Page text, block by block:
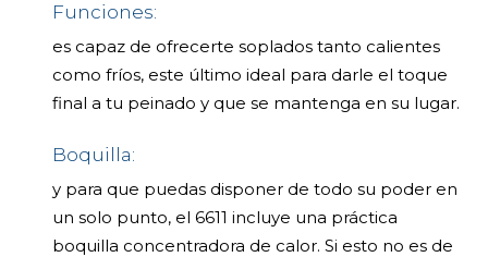
Funciones:
es capaz de ofrecerte soplados tanto calientes
como fríos, este último ideal para darle el toque
final a tu peinado y que se mantenga en su lugar.
Boquilla:
y para que puedas disponer de todo su poder en
un solo punto, el 6611 incluye una práctica
boquilla concentradora de calor. Si esto no es de